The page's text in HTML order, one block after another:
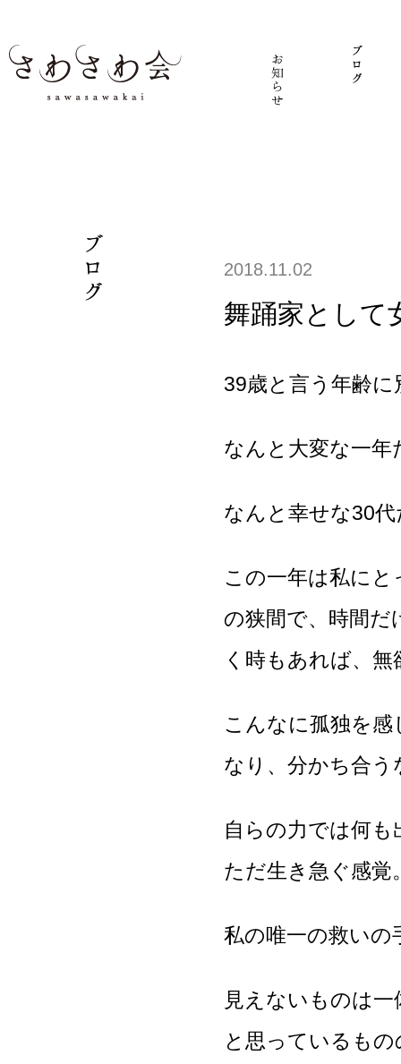
2018.11.02
舞踊家として
39歳と言う年齢
なんと大変な一
なんと幸せな30
この一年は私に
の狭間で、時間
く時もあれば、
こんなに孤独を
なり、分かち合
自らの力では何
ただ生き急ぐ感
私の唯一の救いの
見えないものは
と思っているも